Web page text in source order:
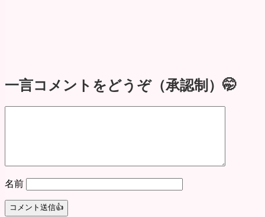
一言コメントをどうぞ（承認制）🤭
名前